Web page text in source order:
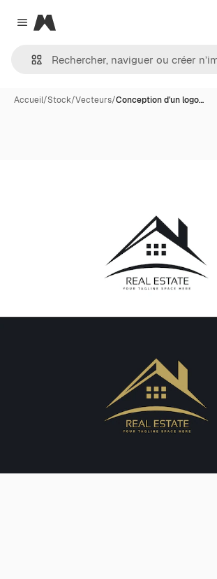
Close menu
Magnific
Accueil/Stock/Vecteurs/Conception d'un logo…